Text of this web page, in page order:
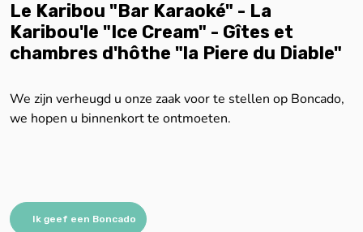
Le Karibou "Bar Karaoké" - La
Karibou'le "Ice Cream" - Gîtes et
chambres d'hôthe "la Piere du Diable"
We zijn verheugd u onze zaak voor te stellen op Boncado,
we hopen u binnenkort te ontmoeten.
Ik geef een Boncado